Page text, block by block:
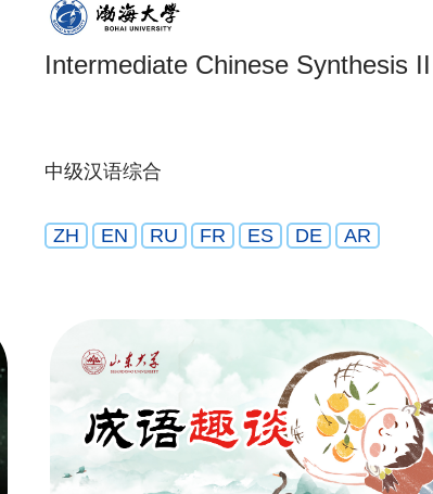
Intermediate Chinese Synthesis II
中级汉语综合
ZH EN RU FR ES DE AR